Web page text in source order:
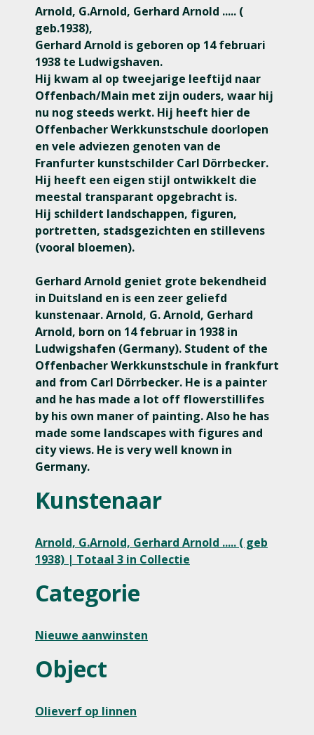
Arnold, G.Arnold, Gerhard Arnold ..... (
geb.1938),
Gerhard Arnold is geboren op 14 februari
1938 te Ludwigshaven.
Hij kwam al op tweejarige leeftijd naar
Offenbach/Main met zijn ouders, waar hij
nu nog steeds werkt. Hij heeft hier de
Offenbacher Werkkunstschule doorlopen
en vele adviezen genoten van de
Franfurter kunstschilder Carl Dörrbecker.
Hij heeft een eigen stijl ontwikkelt die
meestal transparant opgebracht is.
Hij schildert landschappen, figuren,
portretten, stadsgezichten en stillevens
(vooral bloemen).
Gerhard Arnold geniet grote bekendheid
in Duitsland en is een zeer geliefd
kunstenaar. Arnold, G. Arnold, Gerhard
Arnold, born on 14 februar in 1938 in
Ludwigshafen (Germany). Student of the
Offenbacher Werkkunstschule in frankfurt
and from Carl Dörrbecker. He is a painter
and he has made a lot off flowerstillifes
by his own maner of painting. Also he has
made some landscapes with figures and
city views. He is very well known in
Germany.
Kunstenaar
Arnold, G.Arnold, Gerhard Arnold ..... ( geb
1938) | Totaal 3 in Collectie
Categorie
Nieuwe aanwinsten
Object
Olieverf op linnen